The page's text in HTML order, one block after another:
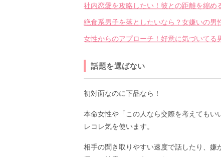
社内恋愛を攻略したい！彼との距離を縮
絶食系男子を落としたいなら？女嫌いの
女性からのアプローチ！好意に気づいてる
話題を選ばない
初対面なのに下品なら！
本命女性や「この人なら交際を考えても
レコレ気を使います。
相手の聞き取りやすい速度で話したり、